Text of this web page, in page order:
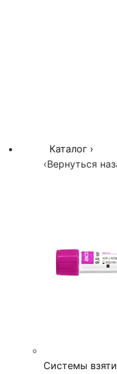
Каталог ›
‹Вернуться
Системы